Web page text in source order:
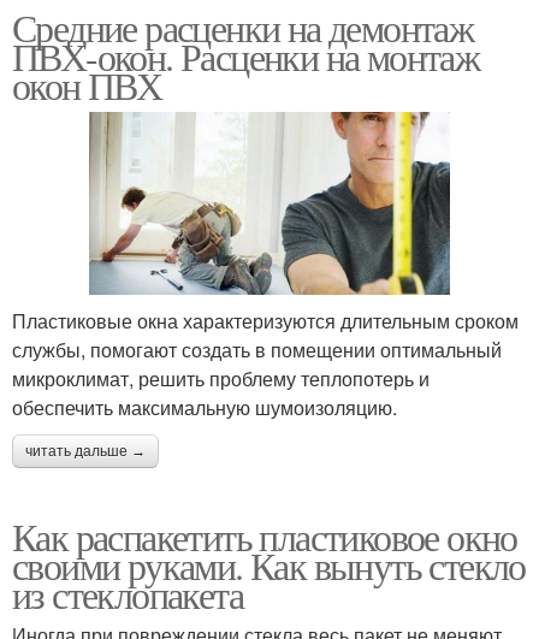
Средние расценки на демонтаж
ПВХ-окон. Расценки на монтаж
окон ПВХ
Пластиковые окна характеризуются длительным сроком
службы, помогают создать в помещении оптимальный
микроклимат, решить проблему теплопотерь и
обеспечить максимальную шумоизоляцию.
читать дальше →
Как распакетить пластиковое окно
своими руками. Как вынуть стекло
из стеклопакета